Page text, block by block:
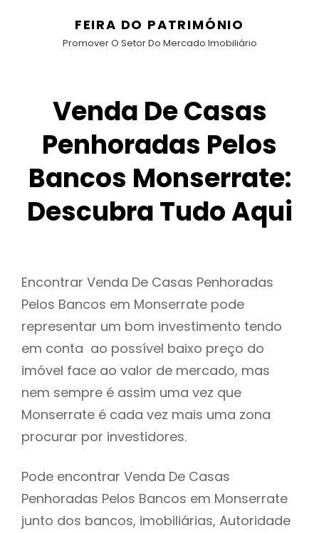
FEIRA DO PATRIMÓNIO
Promover O Setor Do Mercado Imobiliário
Venda De Casas
Penhoradas Pelos
Bancos Monserrate:
Descubra Tudo Aqui
Encontrar Venda De Casas Penhoradas
Pelos Bancos em Monserrate pode
representar um bom investimento tendo
em conta ao possível baixo preço do
imóvel face ao valor de mercado, mas
nem sempre é assim uma vez que
Monserrate é cada vez mais uma zona
procurar por investidores.
Pode encontrar Venda De Casas
Penhoradas Pelos Bancos em Monserrate
junto dos bancos, imobiliárias, Autoridade